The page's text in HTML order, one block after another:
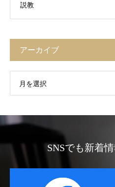
説教
アーカイブ
月を選択
SNSでも新着